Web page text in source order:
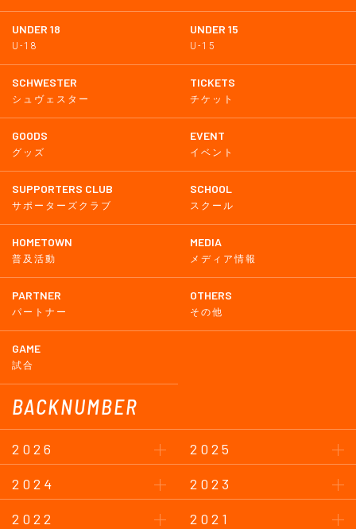
UNDER 18
U-18
UNDER 15
U-15
SCHWESTER
シュヴェスター
TICKETS
チケット
GOODS
グッズ
EVENT
イベント
SUPPORTERS CLUB
サポーターズクラブ
SCHOOL
スクール
HOMETOWN
普及活動
MEDIA
メディア情報
PARTNER
パートナー
OTHERS
その他
GAME
試合
BACKNUMBER
2026
2025
2024
2023
2022
2021